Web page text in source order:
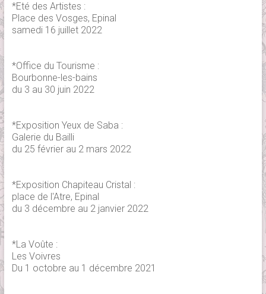
*Eté des Artistes :
Place des Vosges, Epinal
samedi 16 juillet 2022
*Office du Tourisme :
Bourbonne-les-bains
du 3 au 30 juin 2022
*Exposition Yeux de Saba :
Galerie du Bailli
du 25 février au 2 mars 2022
*Exposition Chapiteau Cristal :
place de l'Atre, Epinal
du 3 décembre au 2 janvier 2022
*La Voûte :
Les Voivres
Du 1 octobre au 1 décembre 2021